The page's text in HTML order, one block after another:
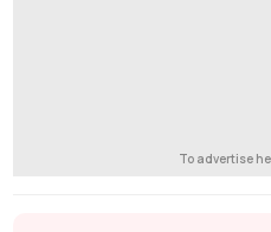
To advertise